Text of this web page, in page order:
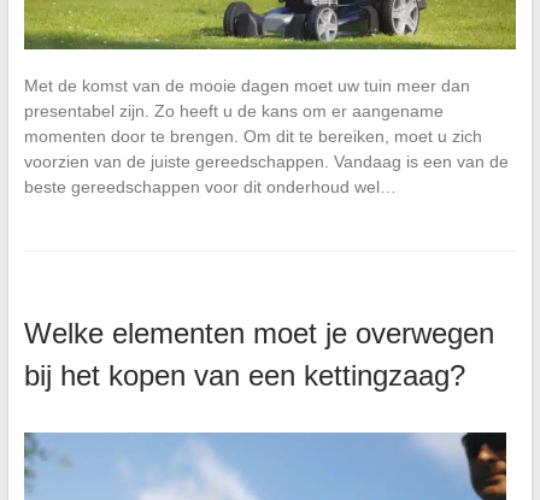
Met de komst van de mooie dagen moet uw tuin meer dan
presentabel zijn. Zo heeft u de kans om er aangename
momenten door te brengen. Om dit te bereiken, moet u zich
voorzien van de juiste gereedschappen. Vandaag is een van de
beste gereedschappen voor dit onderhoud wel…
Welke elementen moet je overwegen
bij het kopen van een kettingzaag?